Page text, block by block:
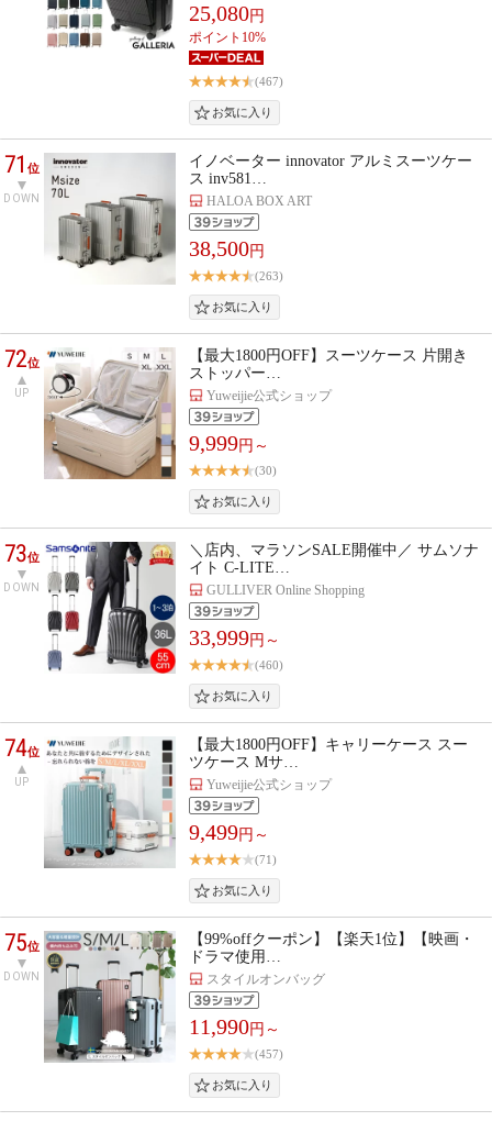
25,080円
ポイント10%
(467)
71位
DOWN
イノベーター innovator アルミスーツケー
ス inv581…
HALOA BOX ART
38,500円
(263)
72位
UP
【最大1800円OFF】スーツケース 片開き
ストッパー…
Yuweijie公式ショップ
9,999円～
(30)
73位
DOWN
＼店内、マラソンSALE開催中／ サムソナ
イト C-LITE…
GULLIVER Online Shopping
33,999円～
(460)
74位
UP
【最大1800円OFF】キャリーケース スー
ツケース Mサ…
Yuweijie公式ショップ
9,499円～
(71)
75位
DOWN
【99%offクーポン】【楽天1位】【映画・
ドラマ使用…
スタイルオンバッグ
11,990円～
(457)